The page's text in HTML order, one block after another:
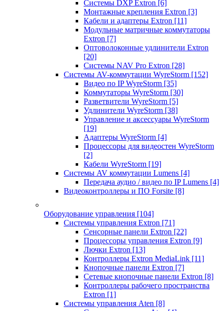
Системы DXP Extron [6]
Монтажные крепления Extron [3]
Кабели и адаптеры Extron [11]
Модульные матричные коммутаторы
Extron [7]
Оптоволоконные удлинители Extron
[20]
Системы NAV Pro Extron [28]
Системы AV-коммутации WyreStorm [152]
Видео по IP WyreStorm [35]
Коммутаторы WyreStorm [30]
Разветвители WyreStorm [5]
Удлинители WyreStorm [38]
Управление и аксессуары WyreStorm
[19]
Адаптеры WyreStorm [4]
Процессоры для видеостен WyreStorm
[2]
Кабели WyreStorm [19]
Системы AV коммутации Lumens [4]
Передача аудио / видео по IP Lumens [4]
Видеоконтроллеры и ПО Forsite [8]
Оборудование управления [104]
Системы управления Extron [71]
Сенсорные панели Extron [22]
Процессоры управления Extron [9]
Лючки Extron [13]
Контроллеры Extron MediaLink [11]
Кнопочные панели Extron [7]
Сетевые кнопочные панели Extron [8]
Контроллеры рабочего пространства
Extron [1]
Системы управления Aten [8]